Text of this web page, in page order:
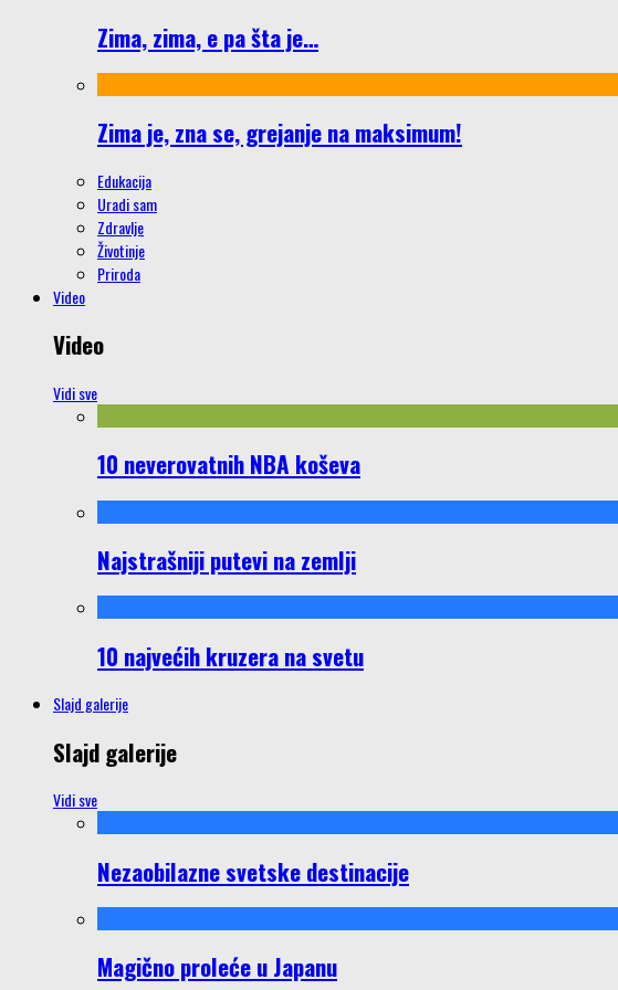
Zima, zima, e pa šta je…
Zima je, zna se, grejanje na maksimum!
Edukacija
Uradi sam
Zdravlje
Životinje
Priroda
Video
Video
Vidi sve
10 neverovatnih NBA koševa
Najstrašniji putevi na zemlji
10 najvećih kruzera na svetu
Slajd galerije
Slajd galerije
Vidi sve
Nezaobilazne svetske destinacije
Magično proleće u Japanu